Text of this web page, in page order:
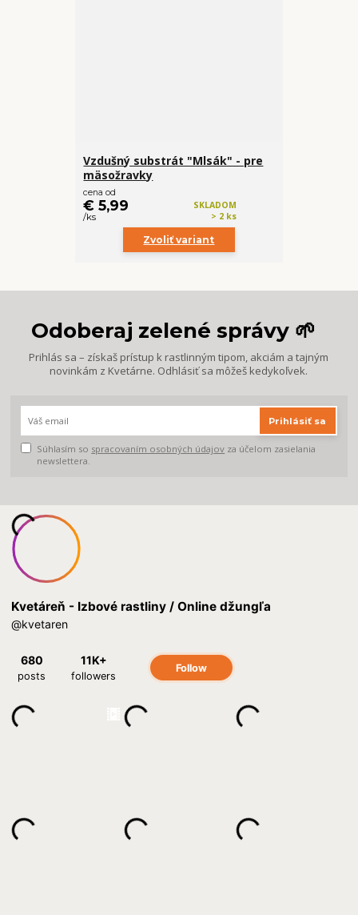
Vzdušný substrát "Mlsák" - pre
mäsožravky
cena od
€ 5,99
/ks
SKLADOM
> 2 ks
Zvoliť variant
Odoberaj zelené správy 🌱
Prihlás sa – získaš prístup k rastlinným tipom, akciám a tajným
novinkám z Kvetárne. Odhlásiť sa môžeš kedykoľvek.
Prihlásiť sa
Súhlasím so spracovaním osobných údajov za účelom zasielania
newslettera.